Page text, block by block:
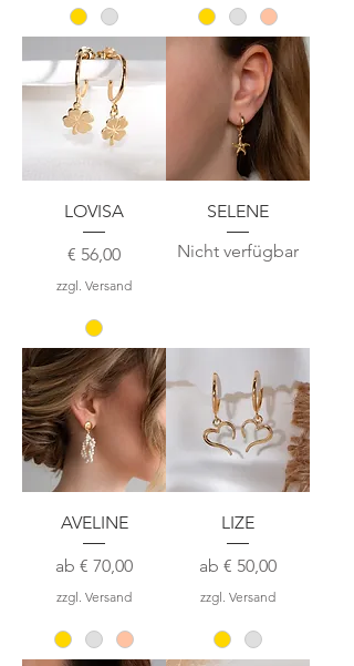
LOVISA
Preis
€ 56,00
zzgl. Versand
SELENE
Nicht verfügbar
AVELINE
ab € 70,00
Sale-Preis
zzgl. Versand
LIZE
ab € 50,00
Sale-Preis
zzgl. Versand